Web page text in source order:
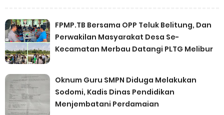
FPMP.TB Bersama OPP Teluk Belitung, Dan
Perwakilan Masyarakat Desa Se-
Kecamatan Merbau Datangi PLTG Melibur
Oknum Guru SMPN Diduga Melakukan
Sodomi, Kadis Dinas Pendidikan
Menjembatani Perdamaian